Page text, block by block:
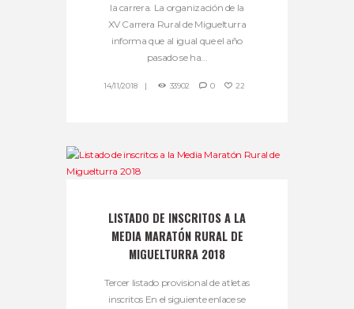
la carrera. La organización de la
XV Carrera Rural de Miguelturra
informa que al igual que el año
pasado se ha...
14/11/2018 33902 0 22
LISTADO DE INSCRITOS A LA
MEDIA MARATÓN RURAL DE
MIGUELTURRA 2018
Tercer listado provisional de atletas
inscritos En el siguiente enlace se